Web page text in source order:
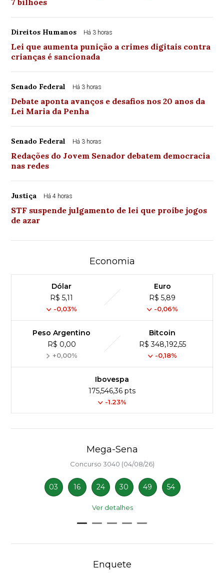
Direitos Humanos Há 3 horas
Lei que aumenta punição a crimes digitais contra
crianças é sancionada
Senado Federal Há 3 horas
Debate aponta avanços e desafios nos 20 anos da
Lei Maria da Penha
Senado Federal Há 3 horas
Redações do Jovem Senador debatem democracia
nas redes
Justiça Há 4 horas
STF suspende julgamento de lei que proíbe jogos
de azar
Economia
Dólar
R$ 5,11
-0,03%
Euro
R$ 5,89
-0,06%
Peso Argentino
R$ 0,00
+0,00%
Bitcoin
R$ 348,192,55
-0,18%
Ibovespa
175,546,36 pts
-1.23%
Mega-Sena
Concurso 3040 (04/08/26)
03 16 24 30 49 54
Ver detalhes
Enquete